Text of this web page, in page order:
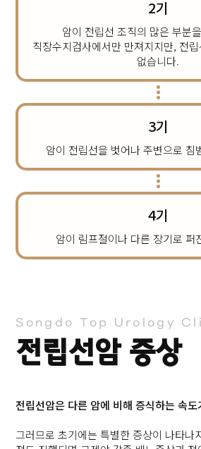
2기
암이 전립선 조직의 많은 부분
직장수지검사에서만 만져지지만, 전
없습니다.
3기
암이 전립선을 벗어나 주변으로 침
4기
암이 림프절이나 다른 장기로 퍼
Songdo Top Urology
전립선암 증상
전립선암은 다른 암에 비해 증식하는 속
그러므로 초기에는 특별한 증상이 나타나